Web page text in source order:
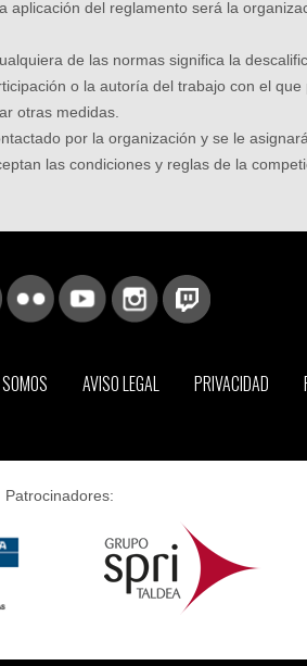
aplicación del reglamento será la
de las normas significa la
o la autoría del trabajo con el
otras medidas.
por la organización y se le
las condiciones y reglas de la
AVISO LEGAL PRIVACIDAD
Patrocinadores: